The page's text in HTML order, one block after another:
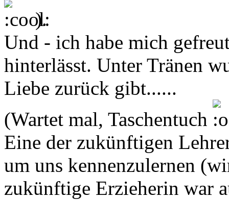
).
Und - ich habe mich
hinterlässt. Unter Tränen
Liebe zurück gibt......
(Wartet mal, Taschentuch
Eine der zukünftigen
um uns kennenzulernen
zukünftige Erzieherin war